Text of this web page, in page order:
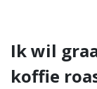
Ik wil
koffie